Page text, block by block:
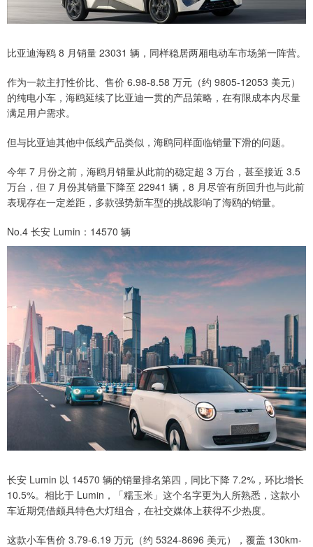
比亚迪海鸥 8 月销量 23031 辆，同样稳居两厢电动车市场第一阵营。
作为一款主打性价比、售价 6.98-8.58 万元（约 9805-12053 美元）
的纯电小车，海鸥延续了比亚迪一贯的产品策略，在有限成本内尽量
满足用户需求。
但与比亚迪其他中低线产品类似，海鸥同样面临销量下滑的问题。
今年 7 月份之前，海鸥月销量从此前的稳定超 3 万台，甚至接近 3.5
万台，但 7 月份其销量下降至 22941 辆，8 月尽管有所回升也与此前
表现存在一定差距，多款强势新车型的挑战影响了海鸥的销量。
No.4 长安 Lumin：14570 辆
长安 Lumin 以 14570 辆的销量排名第四，同比下降 7.2%，环比增长
10.5%。相比于 Lumin，「糯玉米」这个名字更为人所熟悉，这款小
车近期凭借颇具特色大灯组合，在社交媒体上获得不少热度。
这款小车售价 3.79-6.19 万元（约 5324-8696 美元），覆盖 130km-